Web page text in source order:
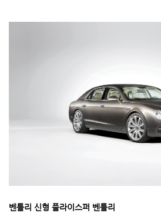
벤틀리 신형 플라이스퍼 벤틀리